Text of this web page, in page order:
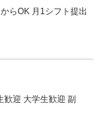
らOK 月1シフト提出
迎 大学生歓迎 副